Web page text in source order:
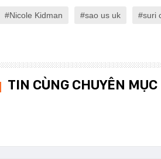
Nicole Kidman sao us uk suri
TIN CÙNG CHUYÊN MỤC